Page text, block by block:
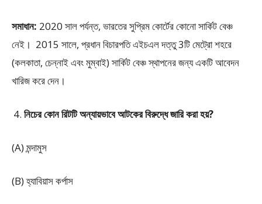
সমাধান: 2020 সাল পর্যন্ত, ভারতের সুপ্রিম কোর্টের কোনো সার্কিট বেঞ্চ
নেই। 2015 সালে, প্রধান বিচারপতি এইচএল দত্তু 3টি মেট্রো শহরে
(কলকাতা, চেন্নাই এবং মুম্বাই) সার্কিট বেঞ্চ স্থাপনের জন্য একটি আবেদন
খারিজ করে দেন।
নিচের কোন রিটটি অন্যায়ভাবে আটকের বিরুদ্ধে জারি করা হয়?
(A) মন্দামুস
(B) হ্যাবিয়াস কর্পাস